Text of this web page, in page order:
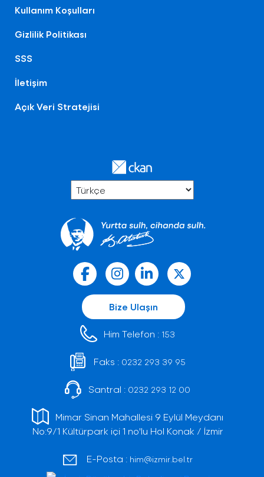
Kullanım Koşulları
Gizlilik Politikası
SSS
İletişim
Açık Veri Stratejisi
Bize Ulaşın
Him Telefon : 153
Faks : 0232 293 39 95
Santral : 0232 293 12 00
Mimar Sinan Mahallesi 9 Eylül Meydanı
No:9/1 Kültürpark içi 1 no'lu Hol Konak / İzmir
E-Posta : him@izmir.bel.tr